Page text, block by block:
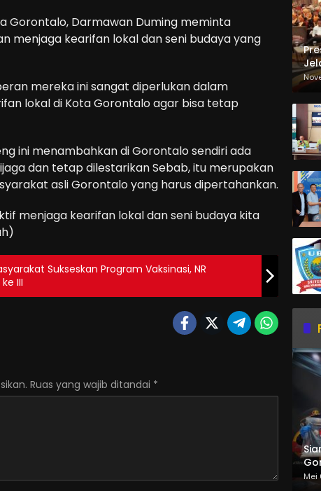
Gorontalo, Darmawan Duming meminta
menjaga kearifan lokal dan seni budaya yang
mereka ini sangat diperlukan dalam
lokal di Kota Gorontalo agar bisa tetap
ini menambahkan di Gorontalo sendiri ada
dan tetap dilestarikan Sebab, itu merupakan
asli Gorontalo yang harus dipertahankan.
menjaga kearifan lokal dan seni budaya kita
Sukseskan Program Vaksinasi, NR
III
Ruas yang wajib ditandai *
Mei